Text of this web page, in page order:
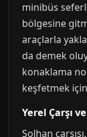
minibüs
bölgesine
araçlarla
da demek
konaklama
keşfetmek
Yerel Çarşı
Solhan